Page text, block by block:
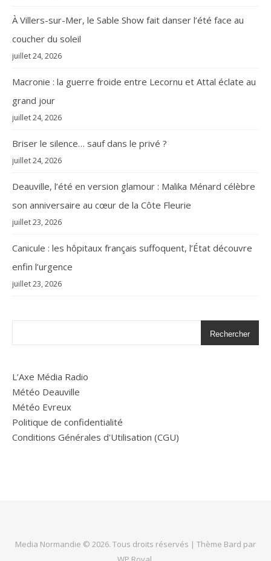
À Villers-sur-Mer, le Sable Show fait danser l’été face au
coucher du soleil
juillet 24, 2026
Macronie : la guerre froide entre Lecornu et Attal éclate au
grand jour
juillet 24, 2026
Briser le silence… sauf dans le privé ?
juillet 24, 2026
Deauville, l’été en version glamour : Malika Ménard célèbre
son anniversaire au cœur de la Côte Fleurie
juillet 23, 2026
Canicule : les hôpitaux français suffoquent, l’État découvre
enfin l’urgence
juillet 23, 2026
Rechercher
L’Axe Média Radio
Météo Deauville
Météo Evreux
Politique de confidentialité
Conditions Générales d'Utilisation (CGU)
Media Normandie © 2026. Tous droits réservés | Thème Bard par